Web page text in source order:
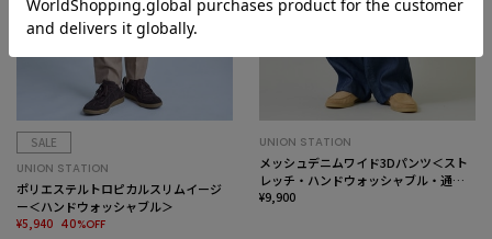
SALE
UNION STATION
ポリエステルトロピカルスリムイージ
ー＜ハンドウォッシャブル＞
¥5,940 40%OFF
UNION STATION
メッシュデニムワイド3Dパンツ＜スト
レッチ・ハンドウォッシャブル・通気
性＞
¥9,900